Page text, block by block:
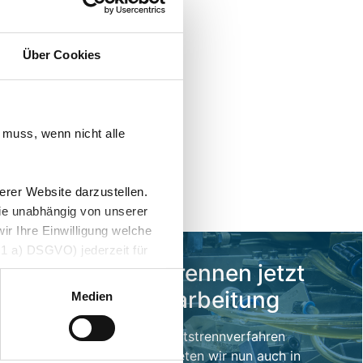
Über Cookies
wenn nicht alle
Website darzustellen.
unabhängig von unserer
Ihre Einwilligung welche
a) DSGVO) jederzeit für
Rechtslage als Land
Medien
Adiabatisch Trennen jetzt
inkl. Endenbearbeitung
Das Hochgeschwindigkeitstrennverfahren
„Adiabatisch Trennen“ bieten wir nun auch in